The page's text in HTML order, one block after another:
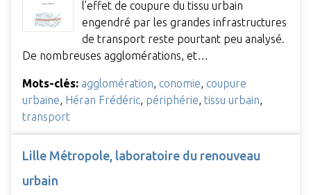
l’effet de coupure du tissu urbain
engendré par les grandes infrastructures
de transport reste pourtant peu analysé.
De nombreuses agglomérations, et…
Mots-clés: agglomération, conomie, coupure
urbaine, Héran Frédéric, périphérie, tissu urbain,
transport
Lille Métropole, laboratoire du renouveau
urbain